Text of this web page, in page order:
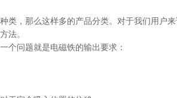
类，那么这样多的产品分类。对于我们用户
法。
个问题就是电磁铁的输出要求：